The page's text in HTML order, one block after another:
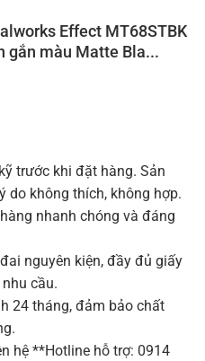
Effect MT68STBK
gắn màu Matte Bla...
trước khi đặt hàng. Sản
do không thích, không hợp.
nhanh chóng và đáng
nguyên kiện, đầy đủ giấy
cầu.
24 tháng, đảm bảo chất
hệ **Hotline hỗ trợ: 0914